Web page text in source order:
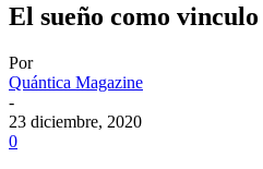
El sueño como
Por
Quántica Magazine
-
23 diciembre, 2020
0